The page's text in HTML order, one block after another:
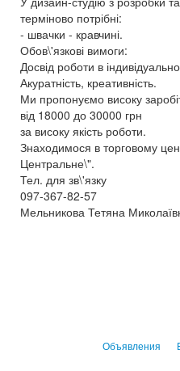
терміново потрібні:
- швачки - кравчині.
Обов\'язкові вимоги:
Досвід роботи в
Акуратність, креативність.
Ми пропонуємо високу
від 18000 до 30000 грн
за високу якість роботи.
Знаходимося в торговому
Центральне\".
Тел. для зв\'язку
097-367-82-57
Мельникова Тетяна
Объявления